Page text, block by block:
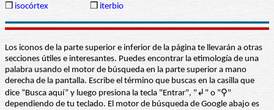
❒ isocórtex ❒ iterbio
Los iconos de la parte superior e inferior de la página te llevarán a otras
secciones útiles e interesantes. Puedes encontrar la etimología de una
palabra usando el motor de búsqueda en la parte superior a mano
derecha de la pantalla. Escribe el término que buscas en la casilla que
dice “Busca aquí” y luego presiona la tecla "Entrar", "↲" o "⚲"
dependiendo de tu teclado. El motor de búsqueda de Google abajo es